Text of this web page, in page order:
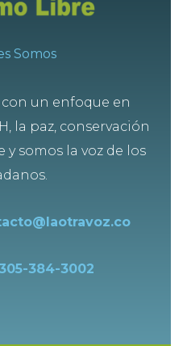
Somos
un enfoque en
la paz, conservación
somos la voz de los
384-3002